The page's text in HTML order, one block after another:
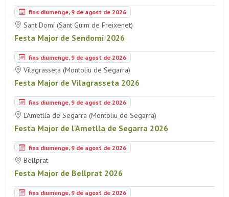
fins diumenge, 9 de agost de 2026
Sant Domí (Sant Guim de Freixenet)
Festa Major de Sendomí 2026
fins diumenge, 9 de agost de 2026
Vilagrasseta (Montoliu de Segarra)
Festa Major de Vilagrasseta 2026
fins diumenge, 9 de agost de 2026
L'Ametlla de Segarra (Montoliu de Segarra)
Festa Major de l'Ametlla de Segarra 2026
fins diumenge, 9 de agost de 2026
Bellprat
Festa Major de Bellprat 2026
fins diumenge, 9 de agost de 2026